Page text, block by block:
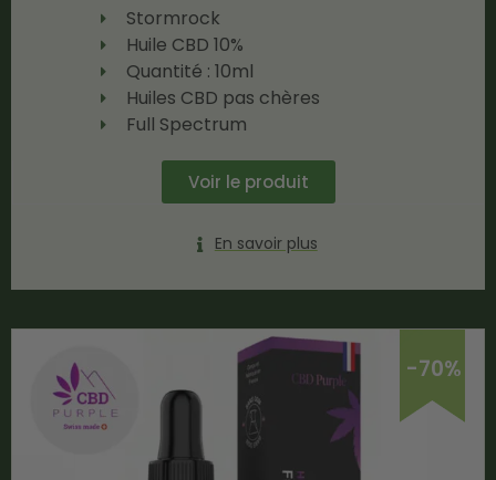
Stormrock
Huile CBD 10%
Quantité : 10ml
Huiles CBD pas chères
Full Spectrum
Voir le produit
En savoir plus
-70%